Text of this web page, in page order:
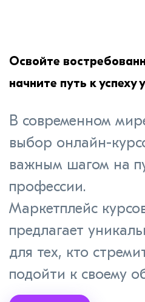
Освойте
начните путь к успеху
В современном
выбор онлайн-
важным шагом на
профессии.
Маркетплейс
предлагает
для тех, кто
подойти к своему